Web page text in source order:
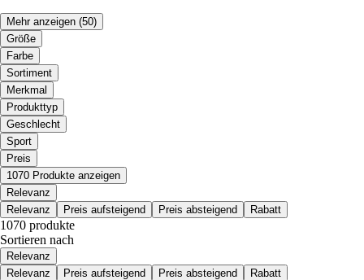
Mehr anzeigen (50)
Größe
Farbe
Sortiment
Merkmal
Produkttyp
Geschlecht
Sport
Preis
1070 Produkte anzeigen
Relevanz
Relevanz
Preis aufsteigend Preis absteigend Rabatt
1070 produkte
Sortieren nach
Relevanz
Relevanz
Preis aufsteigend Preis absteigend Rabatt